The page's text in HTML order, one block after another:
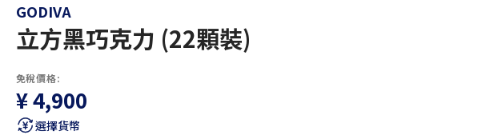
GODIVA
立方黑巧克力 (22顆裝)
免稅價格:
¥ 4,900
選擇貨幣